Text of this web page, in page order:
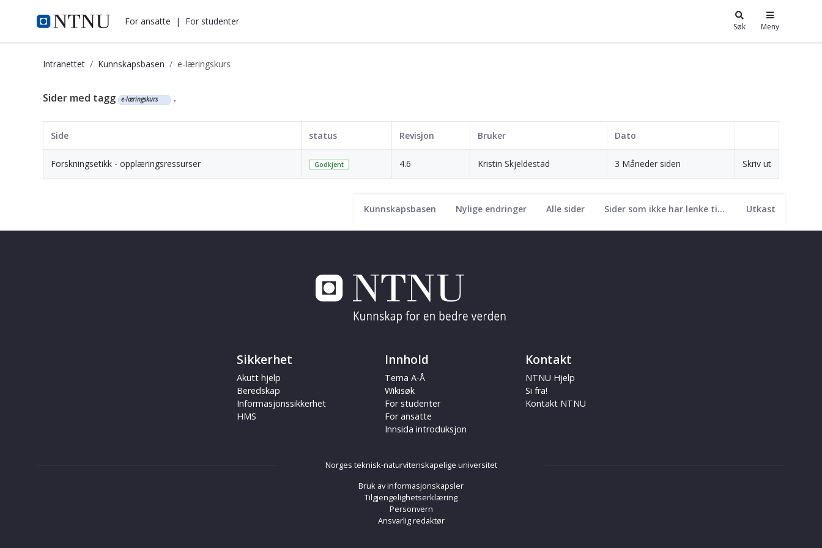
i.ntnu.no For ansatte | For studenter Søk Meny
Intranettet Kunnskapsbasen e-læringskurs
Kunnskapsbasen
Kunnskapsbasen Nylige endringer Alle sider Sider som ikke har lenke til seg Utkast
Sider med tagg e-læringskurs .
Side status Revisjon Bruker Dato
Forskningsetikk - opplæringsressurser Godkjent 4.6 Kristin Skjeldestad 3 Måneder siden Skriv ut
Sikkerhet
Akutt hjelp
Beredskap
Informasjonssikkerhet
HMS
Innhold
Tema A-Å
Wikisøk
For studenter
For ansatte
Innsida introduksjon
Kontakt
NTNU Hjelp
Si fra!
Kontakt NTNU
Norges teknisk-naturvitenskapelige universitet
Bruk av informasjonskapsler
Tilgjengelighetserklæring
Personvern
Ansvarlig redaktør